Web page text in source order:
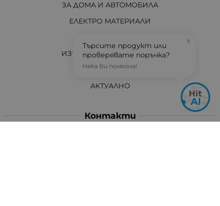
ЗА ДОМА И АВТОМОБИЛА
ЕЛЕКТРО МАТЕРИАЛИ
ИЗТОЧНИЦИ НА ЕНЕРГИЯ
И ОЩЕ...
АКТУАЛНО
Контакти
×
Търсите продукт или
проверявате поръчка?
Нека Ви помогна!